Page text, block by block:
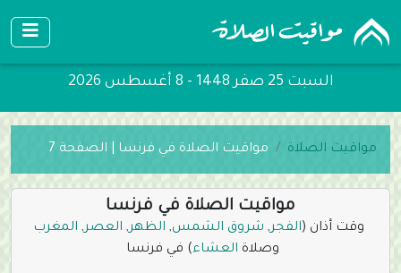
السبت 25 صفر 1448 - 8 أغسطس 2026
مواقيت الصلاة مواقيت الصلاة في فرنسا | الصفحة 7
مواقيت الصلاة في فرنسا
وقت أذان (الفجر, شروق الشمس, الظهر, العصر, المغرب
وصلاة العشاء) في فرنسا